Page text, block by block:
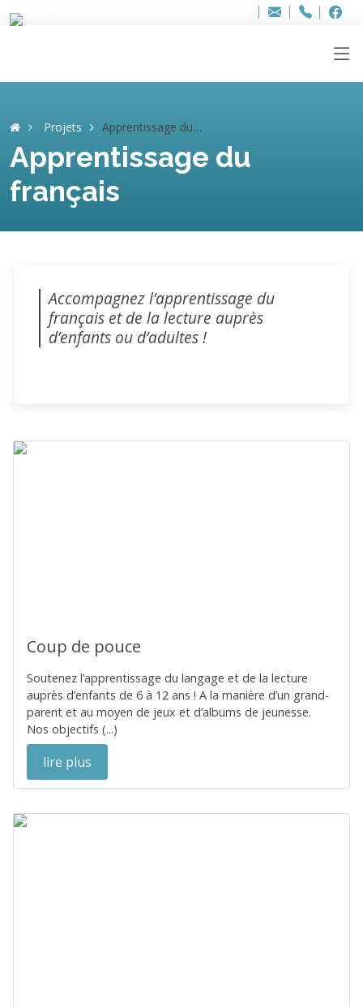
Adresse
info..hâthe..
Tel.
Tel.
Projets Apprentissage du français
Apprentissage du
français
Accompagnez l’apprentissage du
français et de la lecture auprès
d’enfants ou d’adultes !
Coup de pouce
Soutenez l’apprentissage du langage et de la lecture
auprès d’enfants de 6 à 12 ans ! A la manière d’un grand-
parent et au moyen de jeux et d’albums de jeunesse.
Nos objectifs (...)
lire plus